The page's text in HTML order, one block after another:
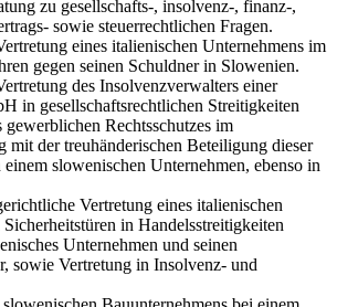
zu gesellschafts-, insolvenz-, finanz-,
sowie steuerrechtlichen Fragen.
eines italienischen Unternehmens im
gegen seinen Schuldner in Slowenien.
des Insolvenzverwalters einer
in gesellschaftsrechtlichen Streitigkeiten
gewerblichen Rechtsschutzes im
mit der treuhänderischen Beteiligung dieser
einem slowenischen Unternehmen, ebenso in
Vertretung eines italienischen
in Handelsstreitigkeiten
Unternehmen und seinen
sowie Vertretung in Insolvenz- und